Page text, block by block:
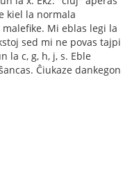
kiel la normala
Mi eblas legi la
sed mi ne povas tajpi
la c, g, h, j, s. Eble
Ĉiukaze dankegon